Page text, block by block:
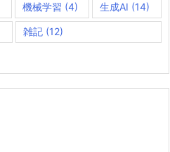
機械学習 (4) 生成AI (14)
雑記(12)